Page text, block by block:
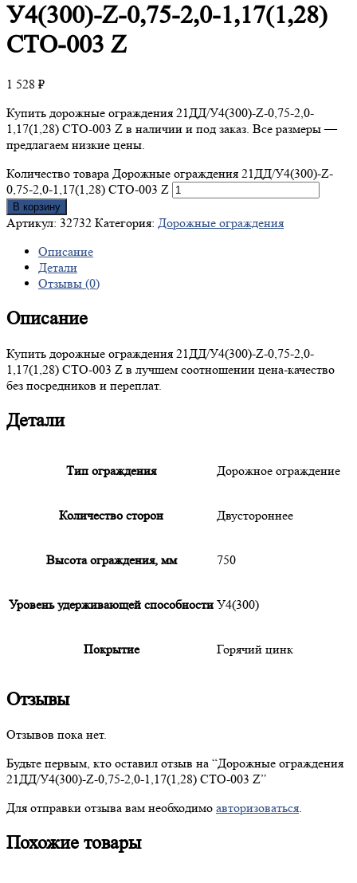
У4(300)-Z-0,75-2,0-1,17(1,28)
СТО-003 Z
1 528 ₽
Купить дорожные ограждения 21ДД/У4(300)-Z-0,75-2,0-
1,17(1,28) СТО-003 Z в наличии и под заказ. Все размеры —
предлагаем низкие цены.
Количество товара Дорожные ограждения 21ДД/У4(300)-Z-
0,75-2,0-1,17(1,28) СТО-003 Z
В корзину
Артикул: 32732 Категория: Дорожные ограждения
Описание
Детали
Отзывы (0)
Описание
Купить дорожные ограждения 21ДД/У4(300)-Z-0,75-2,0-
1,17(1,28) СТО-003 Z в лучшем соотношении цена-качество
без посредников и переплат.
Детали
Тип ограждения Дорожное ограждение
Количество сторон Двустороннее
Высота ограждения, мм 750
Уровень удерживающей способности У4(300)
Покрытие Горячий цинк
Отзывы
Отзывов пока нет.
Будьте первым, кто оставил отзыв на “Дорожные ограждения
21ДД/У4(300)-Z-0,75-2,0-1,17(1,28) СТО-003 Z”
Для отправки отзыва вам необходимо авторизоваться
Похожие товары